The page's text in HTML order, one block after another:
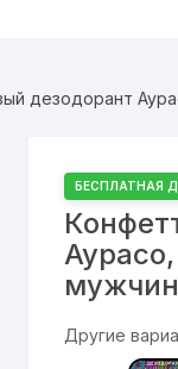
дезодорант
БЕСПЛАТНАЯ
Другие